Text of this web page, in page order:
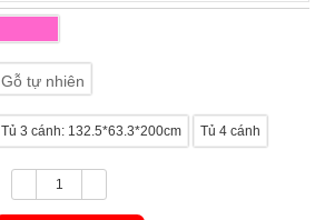
Gỗ tự nhiên
Tủ 3 cánh: 132.5*63.3*200cm Tủ 4 cánh